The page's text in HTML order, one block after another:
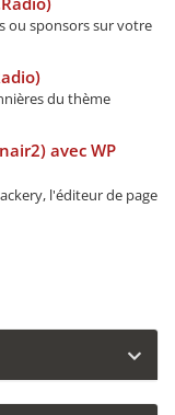
ou sponsors sur votre
du thème
avec WP
l'éditeur de page